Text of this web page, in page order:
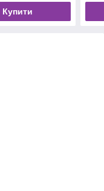
Купити